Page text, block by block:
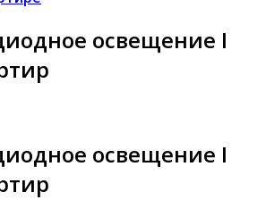
освещение I
освещение I